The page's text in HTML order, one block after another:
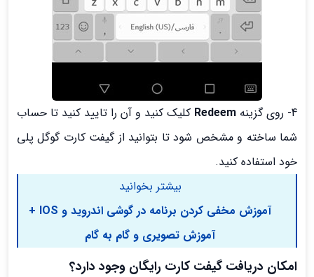
4- روی گزینه Redeem کلیک کنید و آن را تایید کنید تا حساب
شما ساخته و مشخص شود تا بتوانید از گیفت کارت گوگل پلی
خود استفاده کنید.
بیشتر بخوانید
آموزش مخفی کردن برنامه در گوشی اندروید و IOS +
آموزش تصویری و گام به گام
امکان دریافت گیفت کارت رایگان وجود دارد؟